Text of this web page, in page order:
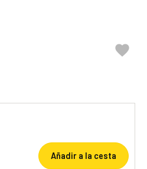

Añadir a la cesta